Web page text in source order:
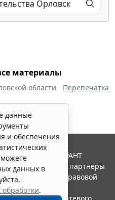
материалы
области Перепечатка
данные
и обеспечения
данных в
.
Система ГАРАНТ
"Гарант" и ее партнеры
ассоциации правовой